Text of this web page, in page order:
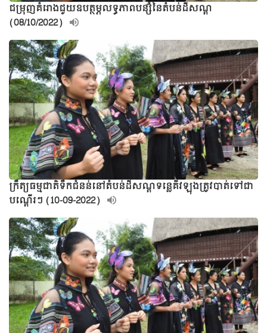
ជម្រុញគំរោងជួយឧបត្ថម្ភលទ្ធភាពបន្ស៊ំនៃតំបន់ដីសណ្ត
(08/10/2022)
ក្រឹត្យធម្មជាតិទឹកជំនន់នៅតំបន់ដីសណ្តទន្លេគីវឡុងត្រូវបាត់ទៅជា
បណ្តើរៗ (10-09-2022)